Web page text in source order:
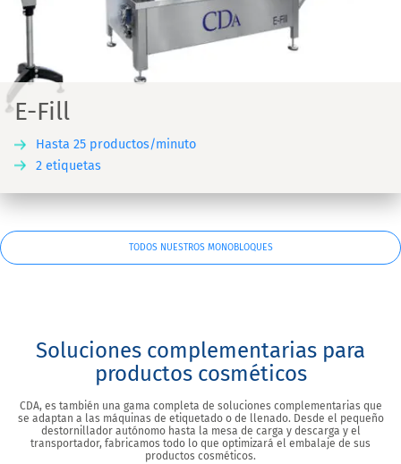
E-Fill
Hasta 25 productos/minuto
2 etiquetas
TODOS NUESTROS MONOBLOQUES
Soluciones complementarias para
productos cosméticos
CDA, es también una gama completa de soluciones complementarias que
se adaptan a las máquinas de etiquetado o de llenado. Desde el pequeño
destornillador autónomo hasta la mesa de carga y descarga y el
transportador, fabricamos todo lo que optimizará el embalaje de sus
productos cosméticos.